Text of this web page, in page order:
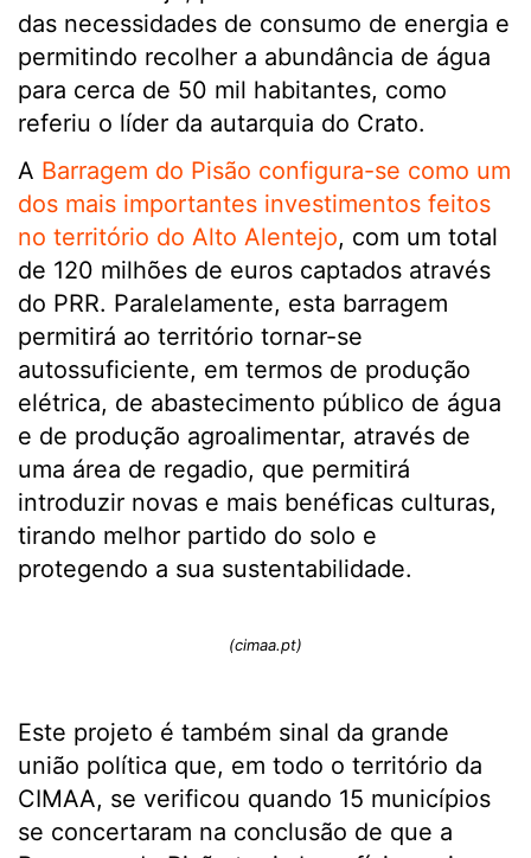
das necessidades de consumo de energia e
permitindo recolher a abundância de água
para cerca de 50 mil habitantes, como
referiu o líder da autarquia do Crato.
A Barragem do Pisão configura-se como um
dos mais importantes investimentos feitos
no território do Alto Alentejo, com um total
de 120 milhões de euros captados através
do PRR. Paralelamente, esta barragem
permitirá ao território tornar-se
autossuficiente, em termos de produção
elétrica, de abastecimento público de água
e de produção agroalimentar, através de
uma área de regadio, que permitirá
introduzir novas e mais benéficas culturas,
tirando melhor partido do solo e
protegendo a sua sustentabilidade.
(cimaa.pt)
Este projeto é também sinal da grande
união política que, em todo o território da
CIMAA, se verificou quando 15 municípios
se concertaram na conclusão de que a